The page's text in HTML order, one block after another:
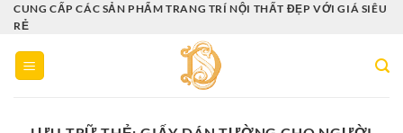
Bỏ
qua
nội
dung
CUNG CẤP CÁC SẢN PHẨM TRANG TRÍ NỘI THẤT ĐẸP VỚI GIÁ SIÊU
RẺ